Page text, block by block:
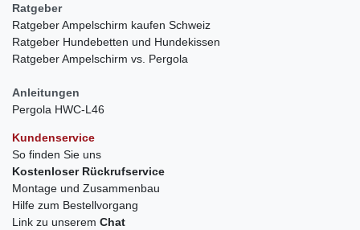
Ratgeber
Ratgeber Ampelschirm kaufen Schweiz
Ratgeber Hundebetten und Hundekissen
Ratgeber Ampelschirm vs. Pergola
Anleitungen
Pergola HWC-L46
Kundenservice
So finden Sie uns
Kostenloser Rückrufservice
Montage und Zusammenbau
Hilfe zum Bestellvorgang
Link zu unserem Chat